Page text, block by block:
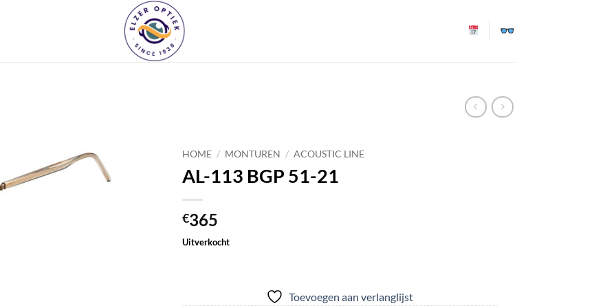
verlanglijst
HOME / MONTUREN / ACOUSTIC LINE
AL-113 BGP 51-21
€365
Uitverkocht
Toevoegen aan verlanglijst